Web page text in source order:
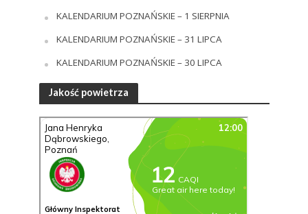
KALENDARIUM POZNAŃSKIE – 1 SIERPNIA
KALENDARIUM POZNAŃSKIE – 31 LIPCA
KALENDARIUM POZNAŃSKIE – 30 LIPCA
Jakość powietrza